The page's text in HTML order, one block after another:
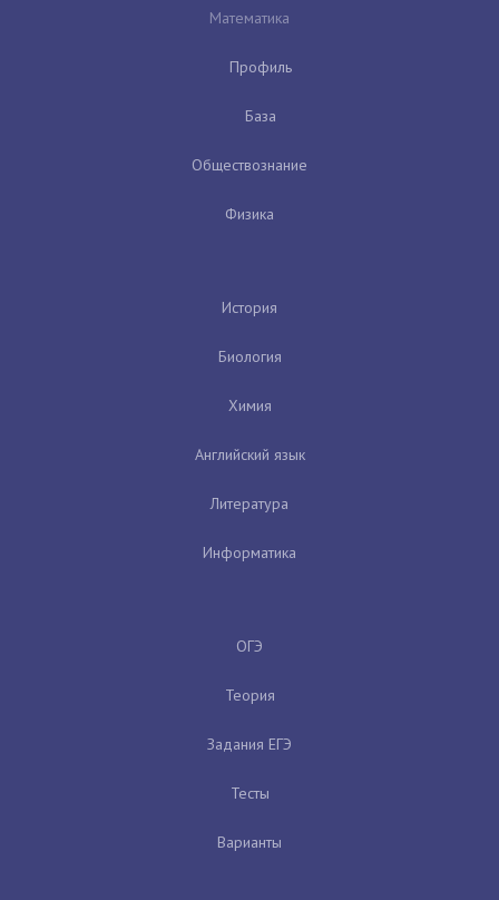
Математика
Профиль
База
Обществознание
Физика
История
Биология
Химия
Английский язык
Литература
Информатика
ОГЭ
Теория
Задания ЕГЭ
Тесты
Варианты